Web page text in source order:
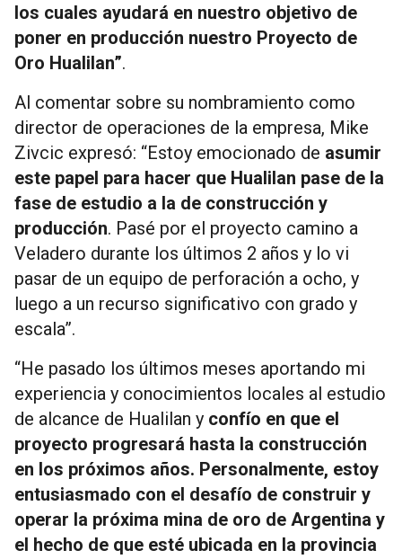
los cuales ayudará en nuestro objetivo de
poner en producción nuestro Proyecto de
Oro Hualilan”.
Al comentar sobre su nombramiento como
director de operaciones de la empresa, Mike
Zivcic expresó: “Estoy emocionado de asumir
este papel para hacer que Hualilan pase de la
fase de estudio a la de construcción y
producción. Pasé por el proyecto camino a
Veladero durante los últimos 2 años y lo vi
pasar de un equipo de perforación a ocho, y
luego a un recurso significativo con grado y
escala”.
“He pasado los últimos meses aportando mi
experiencia y conocimientos locales al estudio
de alcance de Hualilan y confío en que el
proyecto progresará hasta la construcción
en los próximos años. Personalmente, estoy
entusiasmado con el desafío de construir y
operar la próxima mina de oro de Argentina y
el hecho de que esté ubicada en la provincia